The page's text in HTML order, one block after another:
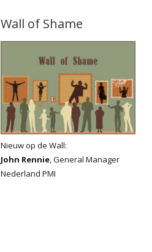
Wall of Shame
Nieuw op de Wall:
John Rennie, General Manager
Nederland PMI